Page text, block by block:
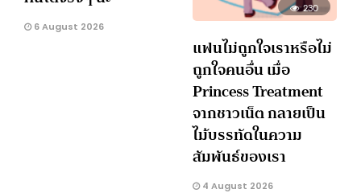
6 August 2026
230
แฟนไม่ถูกใจเราหรือไม่
ถูกใจคนอื่น เมื่อ
Princess Treatment
จากชาวเน็ต กลายเป็น
ไม้บรรทัดในความ
สัมพันธ์ของเรา
4 August 2026